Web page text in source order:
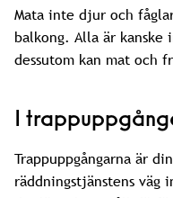
Mata inte djur och
balkong. Alla är
dessutom kan mat och
I
Trappuppgångarna är
räddningstjänstens